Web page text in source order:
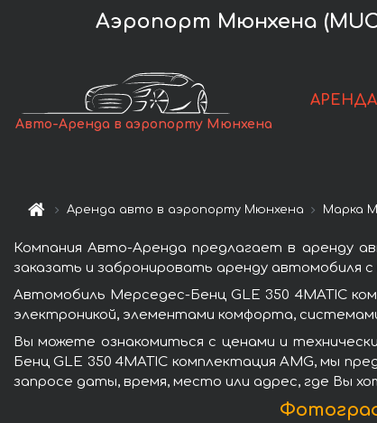
Аэропорт Мюнхена
Авто-Аренда в аэропорту Мюнхена
Аренда авто в аэропорту Мюнхена Марка
Компания Авто-Аренда предлагает в аренду
заказать и забронировать аренду автомобиля
Автомобиль Мерседес-Бенц GLE 350 4MATIC
электроникой, элементами комфорта,
Вы можете ознакомиться с ценами и
Бенц GLE 350 4MATIC комплектация AMG, мы
запросе даты, время, место или адрес, где Вы